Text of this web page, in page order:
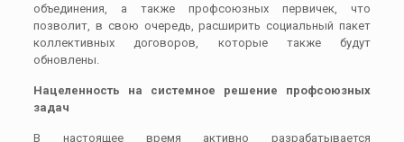
объединения, а также профсоюзных первичек, что
позволит, в свою очередь, расширить социальный пакет
коллективных договоров, которые также будут
обновлены.
Нацеленность на системное решение профсоюзных
задач
В настоящее время активно разрабатывается